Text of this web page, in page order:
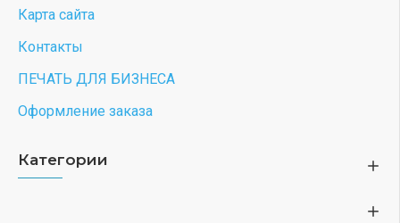
Карта сайта
Контакты
ПЕЧАТЬ ДЛЯ БИЗНЕСА
Оформление заказа
Категории